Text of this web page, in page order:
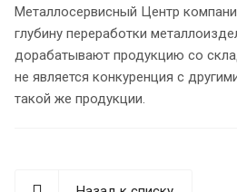
Металлосервисный Центр
глубину переработки
дорабатывают продукцию со
не является конкуренция с
такой же продукции.